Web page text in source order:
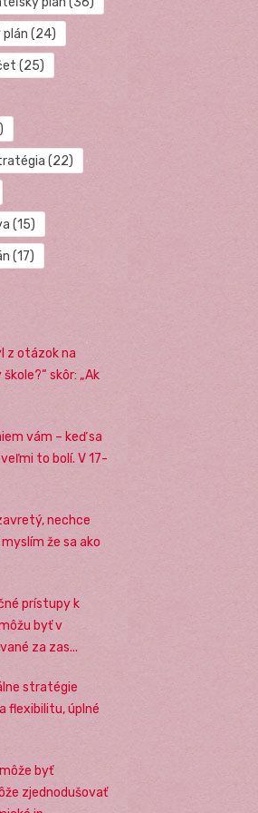
(24)
(25)
(22)
(15)
(17)
z otázok na
skôr: „Ak
vám – keď sa
to bolí. V 17-
nechce
že sa ako
prístupy k
byť v
za zas...
stratégie
flexibilitu, úplné
byť
zjednodušovať